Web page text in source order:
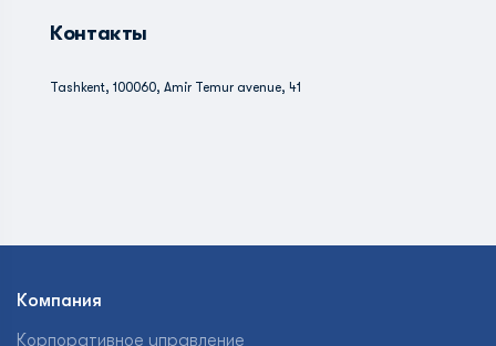
Контакты
Tashkent, 100060, Amir Temur avenue, 41
Компания
Корпоративное управление